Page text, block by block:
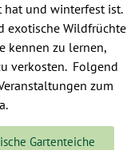
und winterfest ist.
exotische Wildfrüchte
kennen zu lernen,
verkosten. Folgend
zum
Gartenteiche